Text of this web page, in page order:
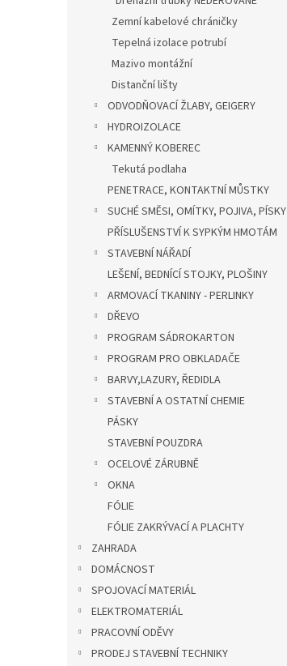
Zemní kabelové chráničky
Tepelná izolace potrubí
Mazivo montážní
Distanční lišty
ODVODŇOVACÍ ŽLABY, GEIGERY
HYDROIZOLACE
KAMENNÝ KOBEREC
Tekutá podlaha
PENETRACE, KONTAKTNÍ MŮSTKY
SUCHÉ SMĚSI, OMÍTKY, POJIVA, PÍSKY
PŘÍSLUŠENSTVÍ K SYPKÝM HMOTÁM
STAVEBNÍ NÁŘADÍ
LEŠENÍ, BEDNÍCÍ STOJKY, PLOŠINY
ARMOVACÍ TKANINY - PERLINKY
DŘEVO
PROGRAM SÁDROKARTON
PROGRAM PRO OBKLADAČE
BARVY,LAZURY, ŘEDIDLA
STAVEBNÍ A OSTATNÍ CHEMIE
PÁSKY
STAVEBNÍ POUZDRA
OCELOVÉ ZÁRUBNĚ
OKNA
FÓLIE
FÓLIE ZAKRÝVACÍ A PLACHTY
ZAHRADA
DOMÁCNOST
SPOJOVACÍ MATERIÁL
ELEKTROMATERIÁL
PRACOVNÍ ODĚVY
PRODEJ STAVEBNÍ TECHNIKY